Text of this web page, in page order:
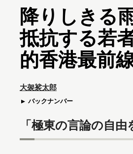
降りしきる
抵抗する若
的香港最前
大袈裟太郎
バックナンバー
「極東の言論の自